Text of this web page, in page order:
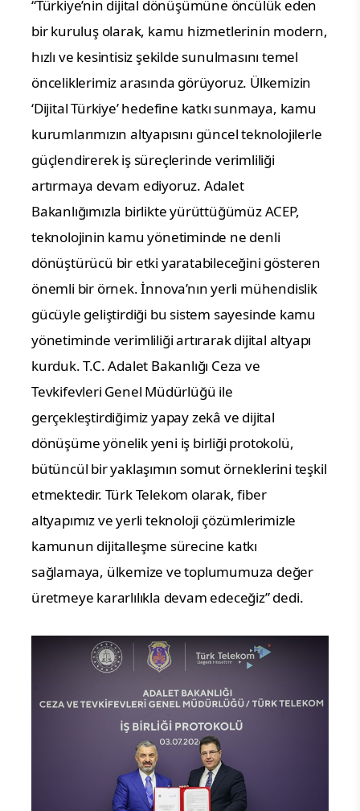
“Türkiye’nin dijital dönüşümüne öncülük eden
bir kuruluş olarak, kamu hizmetlerinin modern,
hızlı ve kesintisiz şekilde sunulmasını temel
önceliklerimiz arasında görüyoruz. Ülkemizin
‘Dijital Türkiye’ hedefine katkı sunmaya, kamu
kurumlarımızın altyapısını güncel teknolojilerle
güçlendirerek iş süreçlerinde verimliliği
artırmaya devam ediyoruz. Adalet
Bakanlığımızla birlikte yürüttüğümüz ACEP,
teknolojinin kamu yönetiminde ne denli
dönüştürücü bir etki yaratabileceğini gösteren
önemli bir örnek. İnnova’nın yerli mühendislik
gücüyle geliştirdiği bu sistem sayesinde kamu
yönetiminde verimliliği artırarak dijital altyapı
kurduk. T.C. Adalet Bakanlığı Ceza ve
Tevkifevleri Genel Müdürlüğü ile
gerçekleştirdiğimiz yapay zekâ ve dijital
dönüşüme yönelik yeni iş birliği protokolü,
bütüncül bir yaklaşımın somut örneklerini teşkil
etmektedir. Türk Telekom olarak, fiber
altyapımız ve yerli teknoloji çözümlerimizle
kamunun dijitalleşme sürecine katkı
sağlamaya, ülkemize ve toplumumuza değer
üretmeye kararlılıkla devam edeceğiz” dedi.